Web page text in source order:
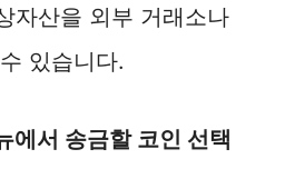
자산을 외부 거래소나
있습니다.
에서 송금할 코인 선택